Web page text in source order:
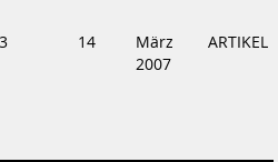
14
März
2007
ARTIKEL